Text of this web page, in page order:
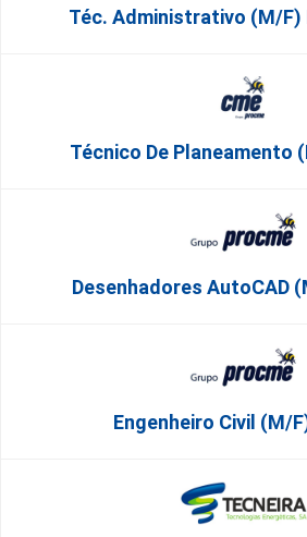
Téc. Administrativo (m/f)
Técnico De Planeamento
Desenhadores AutoCAD
Engenheiro Civil (m/